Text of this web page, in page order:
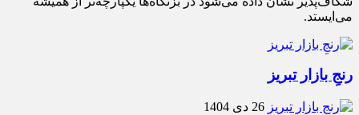
می‌ایستد.
رنجِ بازار تبریز
26 دی 1404